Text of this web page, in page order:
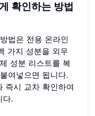
확인하는 방법
법은 전용 온라인
가지 성분을 외우
성분 리스트를 복
여넣으면 됩니다.
즉시 교차 확인하여
다.